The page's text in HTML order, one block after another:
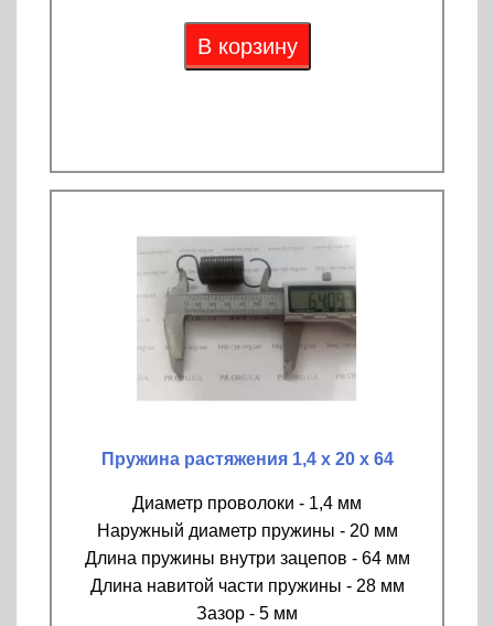
В корзину
Пружина растяжения 1,4 х 20 х 64
Диаметр проволоки - 1,4 мм
Наружный диаметр пружины - 20 мм
Длина пружины внутри зацепов - 64 мм
Длина навитой части пружины - 28 мм
Зазор - 5 мм